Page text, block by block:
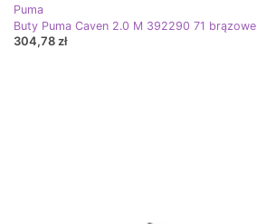
Puma
Buty Puma Caven 2.0 M 392290 71 brązowe
304,78 zł